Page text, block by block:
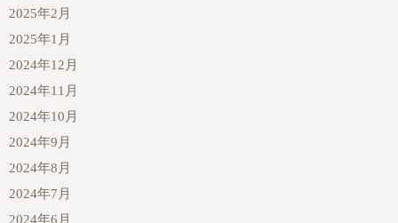
2025年2月
2025年1月
2024年12月
2024年11月
2024年10月
2024年9月
2024年8月
2024年7月
2024年6月